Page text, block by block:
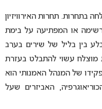
בתחרות. תחרות האירוויזיון
או המפתיעה על בימת
בין בליל של שירים בערב
מוצלח עשוי להתבלט בעזרת
של המנהל האמנותי הוא
האביזרים שעל